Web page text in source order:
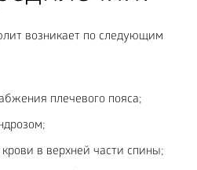
возникает по следующим
плечевого пояса;
в верхней части спины;